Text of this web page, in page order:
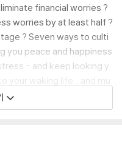
financial worries ?
worries by at least half ?
? Seven ways to culti
you peace and happiness
- and keep looking y
your waking life... and mu
from those who have c
this book will help y